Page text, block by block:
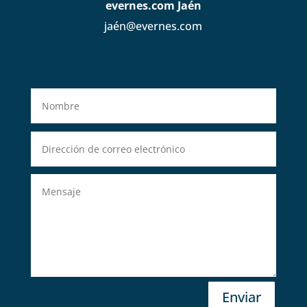
evernes.com Jaén
jaén@evernes.com
Enviar